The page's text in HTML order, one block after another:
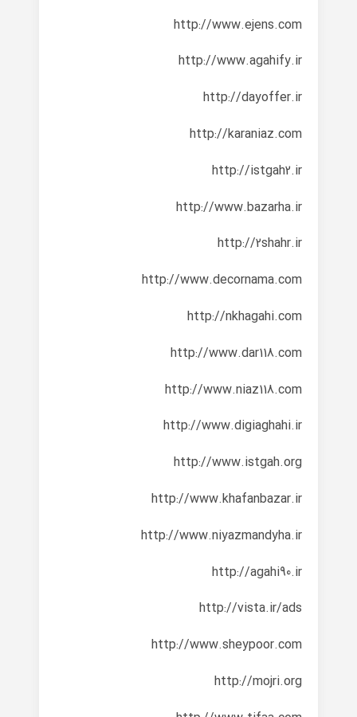
http://www.ejens.com
http://www.agahify.ir
http://dayoffer.ir
http://karaniaz.com
http://istgah2.ir
http://www.bazarha.ir
http://2shahr.ir
http://www.decornama.com
http://nkhagahi.com
http://www.dar118.com
http://www.niaz118.com
http://www.digiaghahi.ir
http://www.istgah.org
http://www.khafanbazar.ir
http://www.niyazmandyha.ir
http://agahi90.ir
http://vista.ir/ads
http://www.sheypoor.com
http://mojri.org